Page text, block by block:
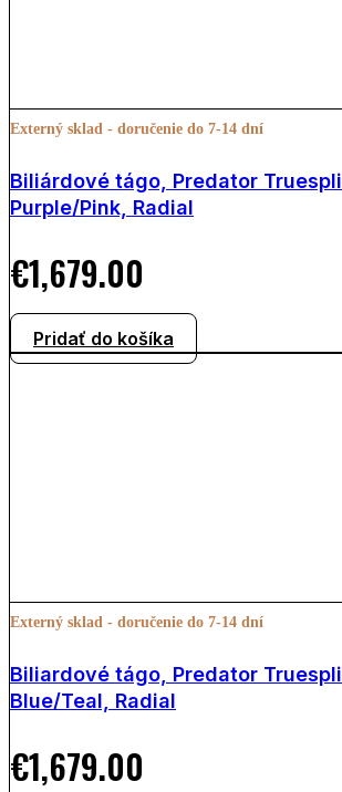
Externý sklad - doručenie do 7-14 dní
Biliárdové tágo, Predator
Purple/Pink, Radial
€1,679.00
Pridať do košíka
Externý sklad - doručenie do 7-14 dní
Biliardové tágo, Predator
Blue/Teal, Radial
€1,679.00